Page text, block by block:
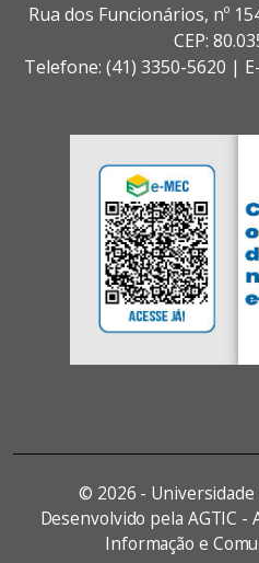
Rua dos Funcionários, nº
CEP:
Telefone: (41) 3350-5620 |
© 2026 -
Desenvolvido pela AGTIC -
Informação e